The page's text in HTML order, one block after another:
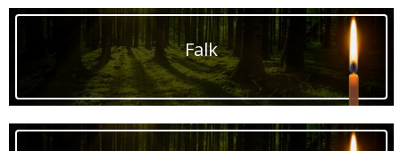
Falk